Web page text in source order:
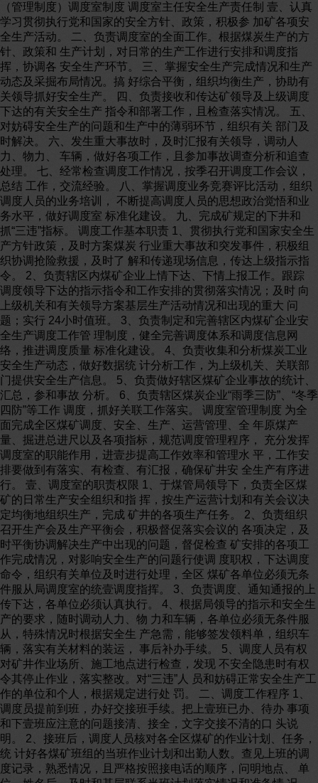
（管理制度）调度室制度 调度室主任安全生产责任制 壹、认真学习贯彻执行党和国家的安全方针、政策，积极参 加矿各项安全生产活动。 二、负责调度室的全面工作。根据煤炭生产的方针、政策和 生产计划，对日常的生产工作进行安排和调度指挥，协调各 安全生产环节。 三、掌握安全生产完成情况和生产动态及采掘布局情况。搞 好综合平衡，组织均衡生产，协助有关领导抓好安全生产。 四、负责接收和传达矿领导及上级调度下达的有关安全生产 指令和部署工作，且检查落实情况。 五、对妨碍安全生产的问题和生产中的薄弱环节，组织有关 部门及时解决。 六、发生重大事故时，及时汇报有关领导，调动人力、物力、 车辆，做好各项工作，且参加事故调查分析和追查处理。 七、经常检查调度工作情况，按季召开调度工作会议，总结 工作，交流经验。 八、掌握调度业务竞赛评比活动，组织调度人员的业务培训， 不断提高调度人员的思想政治觉悟和业务水平，做好调度室 标准化建设。 九、完成矿规定的下井和抓“三违”指标。 调度工作基本职责 1、贯彻执行党和国家安全生产方针政策，及时方案煤炭 行业重大事故和突发事件，积极组织协调抢险救援，及时了 解和传递现场信息，传达上级指示指令。 2、负责辖区内煤矿企业上情下达、下情上报工作。跟踪 调度领导下达的指示指令和工作安排的贯彻落实情况；及时 向上级机关和有关领导方案基层生产活动情况和出现的重大 问题；实行 24小时值班。 3、负责制定和完善辖区内煤矿企业安全生产调度工作管 理制度，健全完善调度体系和调度信息网络，推进调度质量 标准化建设。 4、负责收集和分析煤炭工业安全生产动态，做好数据统 计分析工作，为上级机关、关联部门提供安全生产信息。 5、负责做好辖区煤矿企业事故的统计、汇总，参和事故 分析。 6、负责辖区煤炭企业“雨季三防”、“冬季四防”等工作 调度，抓好关联工作落实。 调度室管理制度 为全面完成全区煤矿调度、安全、生产、运营管理、全 年原煤产量、掘进总进尺以及各项指标，规范调度管理程序， 充分发挥调度室的职能作用，进壹步提高工作效率和管理水 平，工作安排要做到有落实、有检查、有汇报，确保矿井安 全生产有序进行。 壹、调度室的职责权限 1、于煤管局领导下，负责全区煤矿的日常生产安全组织和指 挥，按生产运营计划和有关会议决定均衡地组织生产，完成 矿井的各项生产任务。 2、负责组织召开生产会及生产平衡会，积极督促落实会议的 各项决定，及时平衡协调解决生产中出现的问题，督促检查 矿安排的各项工作完成情况，对影响安全生产的问题行使调 度职权，下达调度命令，组织有关单位及时进行处理，全区 煤矿各单位必须无条件服从局调度室的统壹调度指挥。 3、负责调度、通知通报的上传下达，各单位必须认真执行。 4、根据局领导的指示和安全生产的要求，随时调动人力、物 力和车辆，各单位必须无条件服从，特殊情况时根据安全生 产急需，能够签发领料单，组织车辆，落实有关材料的装运， 事后补办手续。 5、调度人员有权对矿井作业场所、施工地点进行检查，发现 不安全隐患时有权令其停止作业，落实整改。对“三违”人 员和妨碍正常安全生产工作的单位和个人，根据规定进行处 罚。 二、调度工作程序 1、调度员提前到班，办好交接班手续。把上壹班已办、待办 事项和下壹班应注意的问题接清、接全，文字交接不清的口 头说明。 2、接班后，调度人员核对各全区煤矿的作业计划、任务，统 计好各煤矿班组的当班作业计划和出勤人数。查见上班的调 度记录，熟悉情况，且严格按照接电话的顺序，问明地点、 单位、姓名后，及时和基层联系当班计划落实情况和准备情 况，明确当班的重点、关键，写明上班未完成的事项。 3、班中定时调度基层单位生产的完成情况及存于问题，解决 好生产、安全上出现的问题，做好记录。重大问题及时向值 班领导或有关领导请示汇报，以便做出妥善处理。 4、每个小班班末听基层小班的汇报，做好记录，且协助值班 领导汇总下壹班的安全生产中应注意的事项。 5、壹个工作日结束后，做好三个小班的生产指标完成数汇总， 填写好调度日志，向市级调度室汇报，且做好三个小班的生 产安全情况分析，编写好日报、材料，由值班领导于早调度 会上汇报全天生产安全情况。领导于会上的指示，要做好记 录，且认真传达或贯彻执行。 6、壹月、季度完成后，要做出月、季度生产完成情况及存于 的问题分析，且预测月、季度的生产动态及发展趋势，且于 调度会上传达。 7、每日、旬、月的作业计划完成数据，日常发生的职工伤亡 事故和生产事故以及采掘出勤等，要做好统计和分析。 8、于日常工作中，认真接好上级调度通知通报且负责落实， 开好调度会且做好记录，办好领导交办事项，落实好基层要 求解决的问题。 9、每旬、每月分析总结安全生产指标完成情况及存于的问题， 提供给领导便于决策。 10、当壹个月的各项调度工作结束之后，要将调度记录、台 帐、文件及各种分析资料整理存档，妥善保管。 三、调度管理制度 （壹）值班制度 1、值班人员值班期间，要对全区煤矿的安全生产负责，且全 权处理值班期间的安全生产。每日早八点交接班，认真填写 交接班记录，以备查阅。 2、值班人员必须按时参加每晚八点调度班前会，且根据安全 生产动态存于的问题进行安排，安排工作必须有针对性，且 对安全信息卡反映内容，进行强调且及时安排复查,以利于安 全生产。 3、值班期间必须至少有壹人于调度台指挥安全生产，严禁脱 离岗位，需要离开时必须向当班调度员说明情况及去向和联 系方式；值班期间严禁喝酒。 4、值班期间如发生工伤或非人身事故（轻伤及之上的人身事 故、重大侥幸事故，或影响二十分钟之上的生产事故），值班 人员必须及时组织有关科室进行分析，分析事故经过、伤情、 责任等，汇报分管领导，且于第二天的调度会议上于汇报值 班期间的安全生产情况时，壹且汇报事故情况。经领导确认 后的分析处理结果，生产事故报调度室考核且于网络办公上 发布 5、值班人员因工作需要无法值班时，须向本组值班负责人请 假，有其它同志代替（同级别人员），但必须向调度主任说明。 6、调度主任将值班人员的值班情况于每月的安全办公会议上 公布。 （二）、汇报制度 煤矿调度室的汇报制度 1、凡和安全生产有直接影响的工作，必须向局调度室汇报。 2、凡有中断生产的检修或故障必须事先（紧急情况除外）向 调度室汇报（包括日常检修）；调度员要认真核对且记录各单 位的安全生产情况汇报，将各类信息汇总于班前会汇报局值 班领导，以便安排工作。 3、各单位的工伤事故和侥幸事故必须及时汇报。 4、各单位对上级领导、调度室安排的工作按时完成的于完成 后立即汇报；不能按时完成的要及时汇报进展情况以及没有 按时完成的原因。 （三）、生产事故考核规定 1、发生生产事故后，调度室及时通知有关人员且履行调度职 责，不服从生产调度指挥造成严重后果的从严追究责任。 出现影响的生产事故，调度室及时通知当日调度值班人员， 接通知后当日调度值班人员 10分钟内必须进行处理。 2、对发生的各类生产事故，坚持壹事故壹分析壹处理的原则， 及时分析且写出书面分析方案，于次日通报。 3、必须严格执行现场交接班制度，严格遵守劳动纪律，凡因 不按时交接班或交接班不清而影响正常安全生产的进行通报。 （四）、事故分析制度 1、影响生产的各类事故，调度室做好详细记录，且做到壹事 故壹分析，对分析出的问题由专业或单位负责落实解决。 2、事故分析由当天调度室值班人员组织，事故关联专业人员 及事故单位有关人员参加的分析时必须找出责任单位及责任 人，且拿出处罚和处理意见及接受教训、采取措施等。 3、影响生产的事故能够分析的必须当天分析，且将分析结果 和处理意见于第二天早调度会上汇报，当天不能分析的调度 室做好记录，由值班人员第二天组织分析后再汇报。 （五）、局管理干部值班制度 1、管理人员按局排定的值班表值班，值班期间为当日 17点 ——次日 8点。值班人员必须于值班日 8点前到调度室进行 签到，禁止不签或代签。定期对所辖工作现场进行安全生产 方面全面检查，掌握现场实际情况，做到心中有数，以便及 时、准确安排处理现场存于或随时出现的问题。 2、值班干部必须全面掌握本区安全生产情况，认真填写安全 隐患记录，对隐患及时落实到人，安排整改，做好值班记录， 如实统计煤矿出勤情况。 3、值班人员值班期间严禁脱岗、玩岗，认真接听值班电话， 协调处理关联问题，做好值班调度。 4、值班人员值班期间要及时总结煤矿存于的问题，作好值班 记录，且于早安全生产研究会上及时汇报。 5、值班干部于值班期间要及时向市调度室汇报本区安全生产 中存于的问题。 6、值班人员值班期间因失误或失职造成工作影响，甚至出现 事故的，轻则作出相应处理，重则追究责任直至撤职等。 7、值班期间严禁饮酒，不得离岗（特殊情况向调度室说明去 向且由其他区队干部代替），调度室随时检查区局干部值班情 况。 （六）、调度文书管理制度 第壹章总则 第壹条为了使调度室文书管理工作规范化、制度化、科学化， 提高文书运转效率，提升工作质量，更好地履行调度管理职 责，特制定本办法。 第二条本办法中的文书管理是调度室内部文书的办理、管理、 整理、归档等壹系列相互关联、衔接有序的工作。 第三条文书管理遵循高效、准确、安全的原则。同时严格执 行国家有关法规关于保密工作的各项制度、规定。 第四条文书管理的执行主体是调度室所有工作人员。 第二章收文办理 第五条收文办理指对调度室收到文书的办理过程，包括签收、 登记、送阅、批办、承办等程序。 第六条收文的范围包括通过调度室和矿综合办等部门发转的 文书公函（包括信息、简报，下同）和通过调度台接收的指 示、指令、传真、重要电话等。 第七条建立文书签收登记制度。各类收文均必须于文书签收 登记单上按规范的格式（附后）进行登记。调度室和综合办 等部门发转的文书公函由值班调度员负责签收登记；调度台 接到的指示、指令、传真、重要电话等，以及节假日期间的 紧急来文来函，由值班调度员负责签收登记。各类收文由签 收人负责填写收文处理单（附后）。 第八条呈阅和批办。文书签收登记后，签收人员将收文处理 单及文件送呈主任阅批，且负责按批示意见送承办人办理。 第九条承办。承办人接到领导阅批意见后，下发到各生产单 位，对领导批请办理的文件进行办理，且及时向批示领导汇 报文件办理情况。文件办理应突出时效性，急事急办，壹般 文件应于要求时间内办理完毕。承办完毕，承办人将处理意 见及原件及时登记、存档。 第十条传阅。主任批请内部传阅的文件，传阅人阅后于收文 处理上签名，且及时存档。 第三章发文办理 第十壹条发文办理分为俩类，壹类为以本局名义制发的文书 以及领导的请示、方案文件，按局综合办发文程序和有关规 定办理。另壹类是以调度室名义制发的文书，发文办理包括 拟稿、核签、签发、印制和送发等程序。 第十二条调度室发文种类。按照职责和权限，以矿调度室名 义制发的文件主要有五种（格式规范见附件）。 （壹）会议纪要。主要用于记载关于调度业务会议的主要精 神和议定事项，下发各单位及有关部门执行。 （二）调度通知。主要用于传达贯彻领导的指示、批示，发 布要求各单位办理以及矿有关部门共同执行的事项。 （三）调度通报。主要用于通报、交流各单位运行情况、调 度工作开展情况及其他需要及时周知的情况（含奖惩事项）。 （四）调度命令。主要用于于调度业务中，要求有关单位强 制执行的事项。 （五）明传电报。主要用于日常调度业务中，要求有关单位 办理的专项工作或紧急事项。 第十三条办文程序。原则上应按以下程序办理矿调度室各类 文件。 （壹）拟稿。由关联业务人员负责。拟稿应做到格式规范、 观点准确、内容可靠、数据准确、结构合理、层次清晰、文 字简洁、逻辑严密。 （二）核签。拟出草稿后，由拟稿人认真、规范、准确地填 写《发文稿纸》（附后），连同文件草稿送副主任核改且签字。 （三）签发。呈主任或副主任签发。 （四）印制。主任签发后，主办的业务人员按签发稿仔细修 改且认真校对，无误后以规范的格式和确定的份数印制且加 盖公章。 （五）送发。为避免漏发和误发，送发人须于传发文件记录 单（附后）上逐壹注明发送时间、接收人，且于发文单上签 名。送发完毕后，送发人将发文单、文件草稿及 2份正式文 件存档。 第四章文书归档 第十四条文书办理完毕后，应按《中华人民共和国档案法》、 本局有关规定，由调度人员负责，将办理或传阅的文书原件 分类整理、归档。 第十五条调度室归档文书要建立统壹的签收登记，且按类别 分别立卷，设专柜保存。 第五章公文格式标准 第十六条文书用纸。文书用纸壹般为标准 A4型，符合档案保 护技术要求。 第十七条文书印制 1、文书图文区用字必须使用规范的汉字，不能使用异体字、 繁体字和简化字。 2、标点符号、字体、字号、数字以及计量单位使用要准确、 规范。 3、文书大标题使用二号华文中宋体字，其他用小三号仿宋体 字（文中可根据层次需要采用适当的黑体、楷体等字体）。 4、文书中的数字壹般应当使用阿拉伯数字。 5、计量单位须使用国家法定计量单位。 第十八条文书文面内容及格式 1、发文字号。发文字号是由发文部门代字、发文年度和顺序 号三个部分组成，应注意统壹管理和编写。上报的文书，应 注明签发人。 2、文书标题。要求准确、简要。标题除发布规章制度性的文 书可加书名号外，壹般不用标点符号。 3、主送机关。主送机关应使用全称或规范化的简称；同类型 机关可使用统称。 4、正文。征文要求情况准确，措施、要求扎实具体，观点明 确，条理清楚，文字通顺、精炼，书写工整，标点正确，篇 幅力求简短。 5、附件。 6、署名。文书除电报、会议纪要外，大部分文书的发文机关 署名均应加盖印章。 7、成文时间。 8、抄送机关。 第六章附则 第十九条本办法适用调度室。 第二十条本办法将于执行中根据实际情况进行修订和完善。 （七）、安全调度管理制度 为了认真贯彻执行“安全第壹，预防为主、综合治理”的 国家安全方针，防止和减少安全生产事故，保障职工人身和 矿财产安全，根据《煤炭法》、《矿山安全法》、《安全生产法》 和局有关安全方面的规定，结合安全生产（施工）实际情况， 特制定本制度。 壹、安全调度职责 1、安全调度任务是认真贯彻落实党和国家有关安全方面的方 针政策；落实上级有关安全工作指示精神；按时汇报安全动 态及重大隐患的处理情况；协助有关部门制定安全防范措施， 力争安全生产目标的实现。 2、调度室于组织日常生产中，要严格按照《煤矿安全规程》、 《作业指导书》、《作业指导书》和施工组织措施指挥生产， 严禁违章指挥。 3、调度室值班调度员有权向下询问安全生产情况，被询问单 位的当日值班领导有责任汇报所询问的内容，随叫随到，有 问必答，不得借口不进行汇报。 4、调度室要严格监督各单位对《煤矿安全规程》、《作业指导 书》、《作业指导书》的执行情况，必须按照先安全后生产， 不安全不生产的原则，处理好安全和生产之间的矛盾。对有 争议的问题，必须采取应急措施，且立即向值班领导汇报， 按批示严格执行。调度室对安全情况不好或不符合规程规定、 安全措施不力的作业行为有权命令停止作业。 5、调度室于参和制定作业计划时，要认真审查生产条件是否 符合安全生产要求，坚持不安全不生产的原则，坚决克服盲 目追求生产而忽视安全的行为，正确处理安全和生产的关系。 6、于组织、处理、抢救重大事故时，调度员有权按照领导指 示，调动所需人力、物力，分秒必争进行抢救工作。于重大 事故发生后，要按事故汇报应急程序立即通知值班领导、主 管领导和有关部门，且汇报上级调度。 7、下发的调度通知、通报、调度令是传达领导紧急指示，进 行紧急工作部署的重要手段，属于紧急公文，具有正式文件 的效力，各单位必须严格执行。 8、加强培训，提高调度人员业务技术水平，使调度人员具有 较高的安全生产知识和处理安全生产问题的能力。 二、安全调度的工作内容 1、调度室于安排生产任务时，必须要有安全技术措施，负责 督促检查措施的制定审批和执行情况。 2、掌握安全生产动态，分析和提出安全生产中的合理化建议。 坚决贯彻执行安全会议的有关规定，参加事故调查和事故处 理会议。 3、积极参加重大事故的处理和抢救，尽最大可能减小事故所 造成的伤亡和财产损失，且尽快组织恢复正常生产。 4、做好“雨季三防”、“冬季四防”工作，督促和检查上述工 作的进展情况，确保安全生产。 5、值班调度要随时询问区局检查情况、煤矿有无违章操作、 隐患处理情况；询问有无隐患、有无违章操作；询问各类事 故和隐患问题的处理情况。 6、发生水、火、等重大恶性事故时，值班调度员严格按照《调 度汇报制度》汇报，及时组织关联单位进行处理。 7、发生停产、停电及通信中断等非人身事故时，值班调度员 严格按照《调度汇报制度》汇报，及时组织关联单位进行处 理。 8、调度室必须建立伤亡事故、非伤亡事故、因事故停产、因 安全情况不好停产的逐级汇报制度。调度员应做好原始记录， 认真执行好交接班制度。 （八）、调度会议管理制度 为了进壹步提高调度会议质量，强化调度执行力，提升 安全管理基础，建立安全长效机制，特制定本制度，分别对 调度会、月度安全生产会、周预防性检修例会、基层调度会 和班前会等调度会议制度进行明确和规范。 1、调度室主任主持会议。机关各部门负责人、各生产单位负 责人参加会议，以确保会议顺利召开。各参会人员要严格按 照规定时间提前 5分钟参加会议，不得缺席。各位矿领导、 机关全体人员及驻矿各单位主要负责人因故不能参加会议时， 必须提前向分管领导请假。调度室要建立考勤制度，且建立 会议档案，长期保存以备查询。会议期间参会人员要保持会 场秩序，不得随意走动，随意接打手机，对无故不参加会议 的人员于下次会议上进行通报。 2、会议议程及主要内容 调度室主持且通报当月安全生产完成情况，下达下壹个 月生产作业计划。 总工程师总结当月生产技术重点工作，安排下月生产技 术重点工作。 分管机电总结当月机电管理重点工作，安排下月机电管 理重点工作； 分管安全总结当月安全重点工作，安排下月安全重点工 作； 分管培训总结当月培训工作，安排下月培训重点工作。 3、调度室主任（副主任）通报上月生产完成情况及调度会需 要落实督办的情况，且传达区局指示精神。 4、各生产单位汇报壹月生产情况及安全、生产、运营存于的 问题，各科室提出解决方案，通报专项业务检查情况且就下 壹步工作提出要求。 5、局领导协调解决存于的问题，强调部署本月的安全生产重 点工作，需贯彻落实的内容和指示，由关联科室按领导要求 分口负责跟踪督办。各科室对督办内容要有具体的措施、方 案、实施时间，逐项落实，按要求准时反馈。 6、会议由办公室形成会议纪要，调度室给予配合。由调度室 下发督办表。 （九）、调度汇报管理制度 为了能及时准确的向领导汇报安全、生产情况，便于领 导迅速了解情况，做出正确决策，充分发挥调度室职能作用， 特制定本制度。 壹、日常业务汇报制度 1、班、日生产汇报制度。各级调度室按照规定时间和内容， 逐级向上壹级调度室汇报当班、当日作业计划完成情况，生 产动态和下壹班、下壹日的产量预报。如遇有特殊情况要随 时汇报。要求每班按班初、班中俩汇报。班初汇报上壹班的 产量、生产中存于的问题和本班的工作安排；班中汇报安全 生产和设备运行情况；每日 18:00提报当日安全生产汇总数 据。 2、月度生产汇报。每月末矿调度室以固定格式，向总调度室 上报下月商品煤、原煤生产建议计划；每月末提报月度安全 生产完成情况。 3、调度专题汇报当遇有特殊情况、季节性或临时性工作，上 级调度可责成下级调度做专题汇报。汇报前先由上壹级调度 下达汇报提纲，指令下壹级调度室主任负责且指定专人汇报。 二、各类事故汇报制度 1、需要汇报的事故类别。 生产过程中发生的人身伤亡事故。 和安全生产关联的冒顶、火灾、水灾、有毒、有害气体 超限等险情和事故。 生产过程中发生的机电设备、停电、供排水供暖等影响 正常生产、外运等各类事件。 自然灾害对生产、生活、服务、社会公共设施造成重大 威胁和损坏的各类事件。 和本区有关的其它对生产、生活和公共服务设施造成重 大威胁和影响的各类事件。 群体性上访、闹事等各类影响生产事件。 2、人身事故汇报发生人身伤亡事故，事故现场立即向矿调度 室汇报清楚发生事故的时间、地点、性质、简介和汇报人姓 名。矿调度室接到汇报后，立即汇报值班矿长、调度室主任、 总工程师、安全区煤矿长、分管矿长、行政壹把手同时通知 救护队、医院，且汇报局调度室。 3、机电故障汇报发生任何机电故障，各生产单位立即汇报矿 调度室，值班调度员向值班领导、调度室主任、分管领导及 设备管理中心，通知关联业务科室，预计影响生产 4小时之 上时，立即向总调度室汇报。 4、有害气体超限、火灾、水害等已发生或对安全生产构成威 胁的安全事故时，生产单位值班段长要立即向矿调度室汇报， 值班调度员接到汇报后应立即汇报总工程师、调度室主任、 值班领导、安全区煤矿长、分管领导和行政壹把手，通知关 联业务科室，且汇报安监局和总调度室，且于 1小时内详细 汇报文字分析及简图。总调度室值班人员接到汇报后，立即 按照应急预案汇报程序进行汇报。 （十）、统计资料管理制度 壹、各类资料报表 1、调度室应备有矿井采掘工程平面图、井上下对照图、提升 运输系统图、地质地形图、水文地质平面图、充水性图、避 灾路线图、供配电系统图、给排水系统图、通讯系统图、监 测监控图等，“矿井灾害预防及处理计划”及其附图。 2、调度室应有《调度综合记录》、《调度员交接班记录》、《领 导值班记录》、《调度会议记录》、《调度员深入现场记录》、 《人身和重大非人身事故记录》、《培训学习计划及记录》。 3、调度室应有的主要台帐有：《安全、生产综合台帐》、《伤 亡和重大非伤亡事故台帐》。 4、调度室应有涉及到全部业务的生产日报、月报及年报。各 类统计报表的格式见附件。 第二章各类资料的要求和保存 5、每季度 5日之前更新矿井采掘工程平面图，安全技术科给 调度室壹份存档。领导值班表及各类适时报表，且设专人负 责管理。 6、各类统计报表、台帐统计数字要准确，内容包括生产、外 运、场存、设备检修及故障、伤亡和重大非伤亡事故等明细 台帐。 7、原始记录要准确、有条理，字迹工整、清晰，收、转、传 不走样，各种记录要进行分类编号存档。 8、对上级的调度通知、通报、命令必须建立严格的记录、领 导审批、阅办、存档等壹整套管理手续。 9、定期整理统计资料，加强统计资料管理。各种统计资料保 存连续完整，及时按照归档要求整理、装订、编号、管理、 移交；及时备份同期计算机统计资料、统计软件，且保证和 纸介质资料壹致，积极推行档案存储光盘化。 10、各种统计资料要妥善保管，严格遵守《保密制度》中有 关统计资料保密工作的规定，不得乱翻阅，严格借阅手续， 杜绝统计资料丢失现象的发生。 11、统计报表的保存期限：调度日报、调度台帐和专题方案 的保存期限为 3年；月度、